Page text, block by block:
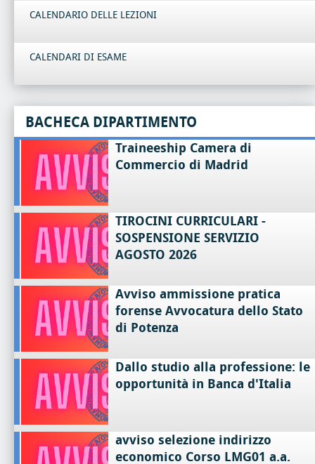
CALENDARIO DELLE LEZIONI
CALENDARI DI ESAME
BACHECA DIPARTIMENTO
Traineeship Camera di
Commercio di Madrid
TIROCINI CURRICULARI -
SOSPENSIONE SERVIZIO
AGOSTO 2026
Avviso ammissione pratica
forense Avvocatura dello Stato
di Potenza
Dallo studio alla professione: le
opportunità in Banca d'Italia
avviso selezione indirizzo
economico Corso LMG01 a.a.